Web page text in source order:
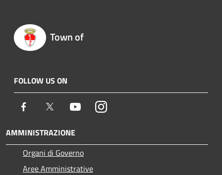
Town of
FOLLOW US ON
Facebook Twitter YoutubeInstagram
AMMINISTRAZIONE
Organi di Governo
Aree Amministrative